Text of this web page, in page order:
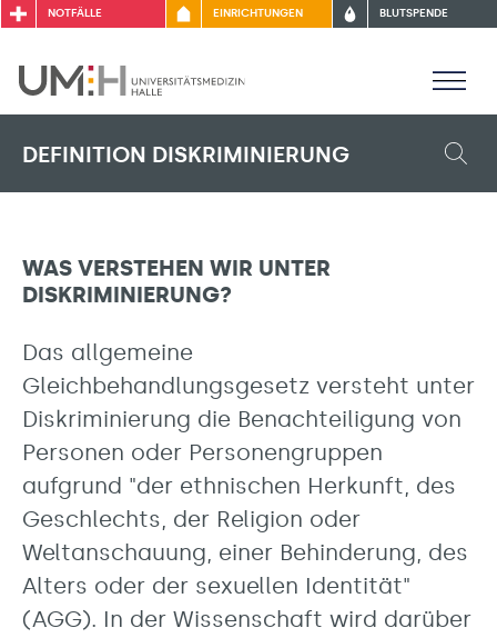
NOTFÄLLE EINRICHTUNGEN BLUTSPENDE
DEFINITION DISKRIMINIERUNG
WAS VERSTEHEN WIR UNTER
DISKRIMINIERUNG?
Das allgemeine
Gleichbehandlungsgesetz versteht unter
Diskriminierung die Benachteiligung von
Personen oder Personengruppen
aufgrund "der ethnischen Herkunft, des
Geschlechts, der Religion oder
Weltanschauung, einer Behinderung, des
Alters oder der sexuellen Identität"
(AGG). In der Wissenschaft wird darüber